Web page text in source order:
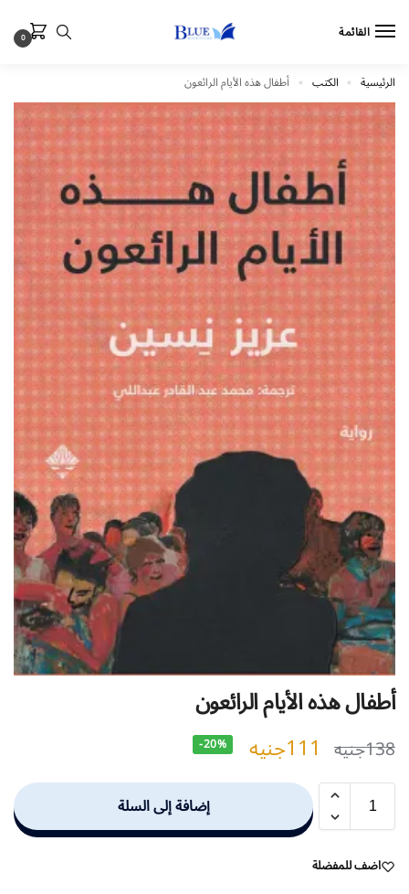
القائمة 0
الرئيسية » الكتب » أطفال هذه الأيام الرائعون
أطفال هذه الأيام الرائعون
138جنيه 111جنيه -20%
إضافة إلى السلة
اضف للمفضلة